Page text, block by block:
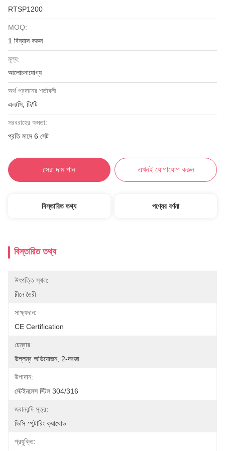
RTSP1200
MOQ:
1 বিন্যাস করুন
মূল্য:
আলোচনাযোগ্য
অর্থ প্রদানের শর্তাবলী:
এল/সি, টি/টি
সরবরাহের ক্ষমতা:
প্রতি মাসে 6 সেট
সেরা দাম পান এখনই যোগাযোগ করুন
বিস্তারিত তথ্য পণ্যের বর্ণনা
বিস্তারিত তথ্য
উৎপত্তি স্থল:
চীনে তৈরী
সাক্ষ্যদান:
CE Certification
চেম্বার:
উল্লম্ব অভিযোজন, 2-দরজা
উপাদান:
স্টেইনলেস স্টিল 304/316
জবানবন্দি সূত্র:
ডিসি স্পুটারিং ক্যাথোড
প্রযুক্তি: